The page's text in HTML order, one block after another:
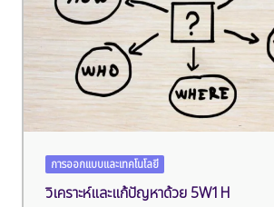
การออกแบบและเทคโนโลยี
วิเคราะห์และแก้ปัญหาด้วย 5W1H